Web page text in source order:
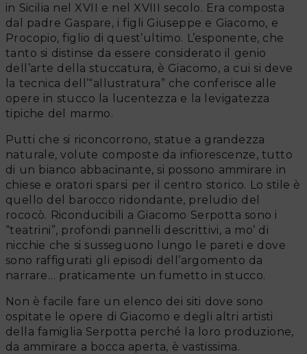
in Sicilia nel XVII e nel XVIII secolo. Era composta
dal padre Gaspare, i figli Giuseppe e Giacomo, e
Procopio, figlio di quest’ultimo. L’esponente, che
tanto si distinse da essere considerato il genio
dell’arte della stuccatura, è Giacomo, a cui si deve
la tecnica dell’“allustratura” che conferisce alle
opere in stucco la lucentezza e la levigatezza
tipiche del marmo.
Putti che si riconcorrono, statue a grandezza
naturale, volute composte da infiorescenze, tutto
di un bianco abbacinante, si possono ammirare in
chiese e oratori sparsi per il centro storico. Lo stile è
quello del barocco ridondante, preludio del
rococò. Riconducibili a Giacomo Serpotta sono i
“teatrini”, profondi pannelli descrittivi, a mo’ di
nicchie che si susseguono lungo le pareti e dove
sono raffigurati gli episodi dell’argomento da
narrare… praticamente un fumetto in stucco.
Non è facile fare un elenco dei siti dove sono
ospitate le opere di Giacomo e degli altri artisti
della famiglia Serpotta perché la loro produzione,
da ammirare a bocca aperta, è vastissima.